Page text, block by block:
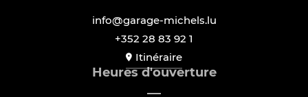
info@garage-michels.lu
+352 28 83 92 1
Itinéraire
Heures d'ouverture